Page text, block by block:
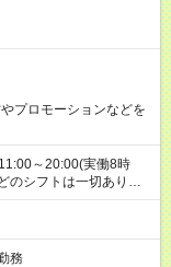
プロモーションなどを
～20:00(実働8時
シフトは一切ありま
務